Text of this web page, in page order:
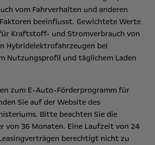
vom Fahrverhalten und anderen
beeinflusst. Gewichtete Werte
Kraftstoff- und Stromverbrauch von
Hybridelektrofahrzeugen bei
Nutzungsprofil und täglichem Laden
zum E-Auto-Förderprogramm für
Sie auf der Website des
. Bitte beachten Sie die
von 36 Monaten. Eine Laufzeit von 24
berechtigt nicht zu